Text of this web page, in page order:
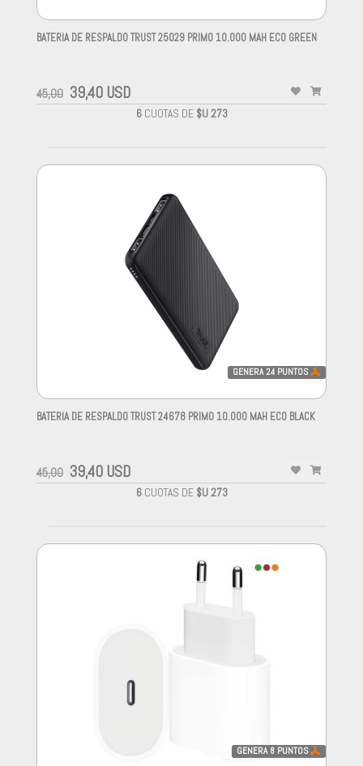
BATERIA DE RESPALDO TRUST 25029 PRIMO 10.000 MAH ECO GREEN
45,00 39,40 USD
6CUOTAS DE $U 273
GENERA24 PUNTOS
BATERIA DE RESPALDO TRUST 24678 PRIMO 10.000 MAH ECO BLACK
45,00 39,40 USD
6CUOTAS DE $U 273
GENERA 8 PUNTOS